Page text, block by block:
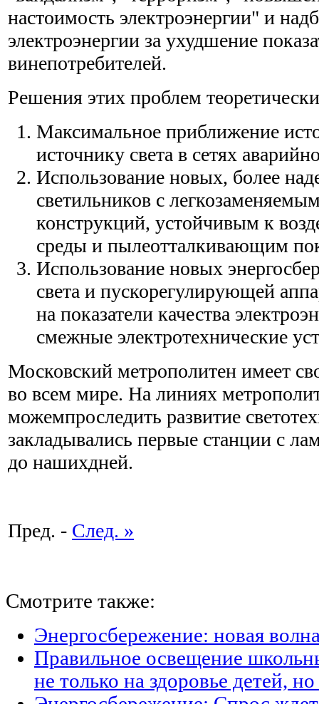
настоимость электроэнергии" и
электроэнергии за ухудшение
винепотребителей.
Решения этих проблем
Максимальное приближение
источнику света в сетях
Использование новых, более
светильников с
конструкций, устойчивым к
среды и пылеотталкивающим
Использование новых
света и пускорегулирующей
на показатели качества
смежные электротехнические
Московский метрополитен имеет
во всем мире. На линиях
можемпроследить развитие
закладывались первые станции с
до нашихдней.
Пред. - След. »
Смотрите также:
Энергосбережение: новая
Правильное освещение
не только на здоровье детей,